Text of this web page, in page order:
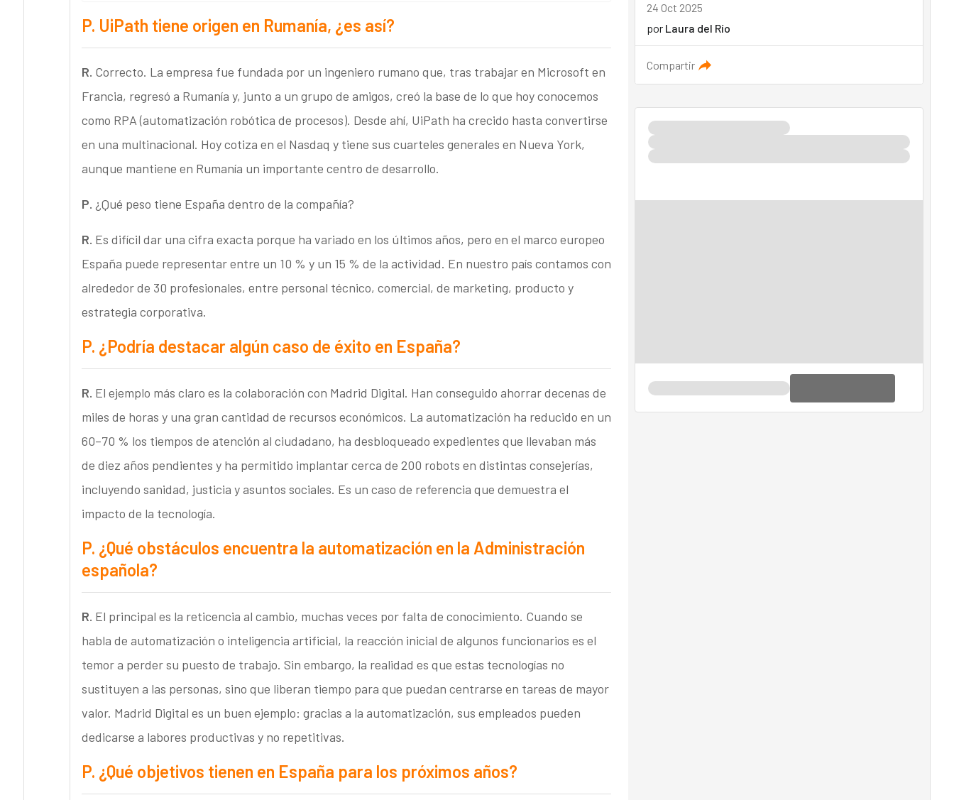
P. UiPath tiene origen en Rumanía, ¿es así?
R. Correcto. La empresa fue fundada por un ingeniero rumano que, tras trabajar en Microsoft en
Francia, regresó a Rumanía y, junto a un grupo de amigos, creó la base de lo que hoy conocemos
como RPA (automatización robótica de procesos). Desde ahí, UiPath ha crecido hasta convertirse
en una multinacional. Hoy cotiza en el Nasdaq y tiene sus cuarteles generales en Nueva York,
aunque mantiene en Rumanía un importante centro de desarrollo.
P. ¿Qué peso tiene España dentro de la compañía?
R. Es difícil dar una cifra exacta porque ha variado en los últimos años, pero en el marco europeo
España puede representar entre un 10 % y un 15 % de la actividad. En nuestro país contamos con
alrededor de 30 profesionales, entre personal técnico, comercial, de marketing, producto y
estrategia corporativa.
P. ¿Podría destacar algún caso de éxito en España?
R. El ejemplo más claro es la colaboración con Madrid Digital. Han conseguido ahorrar decenas de
miles de horas y una gran cantidad de recursos económicos. La automatización ha reducido en un
60–70 % los tiempos de atención al ciudadano, ha desbloqueado expedientes que llevaban más
de diez años pendientes y ha permitido implantar cerca de 200 robots en distintas consejerías,
incluyendo sanidad, justicia y asuntos sociales. Es un caso de referencia que demuestra el
impacto de la tecnología.
P. ¿Qué obstáculos encuentra la automatización en la Administración
española?
R. El principal es la reticencia al cambio, muchas veces por falta de conocimiento. Cuando se
habla de automatización o inteligencia artificial, la reacción inicial de algunos funcionarios es el
temor a perder su puesto de trabajo. Sin embargo, la realidad es que estas tecnologías no
sustituyen a las personas, sino que liberan tiempo para que puedan centrarse en tareas de mayor
valor. Madrid Digital es un buen ejemplo: gracias a la automatización, sus empleados pueden
dedicarse a labores productivas y no repetitivas.
P. ¿Qué objetivos tienen en España para los próximos años?
24 Oct 2025
por Laura del Río
Compartir